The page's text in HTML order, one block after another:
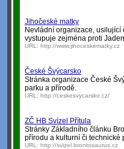
Jihočeské matky
Nevládní organizace, usilující
vystupuje zejména proti
URL: http://www.jihoceskematky.cz
České Švýcarsko
Stránka organizace České
parku a přírodě.
URL: http://ceskesvycarsko.cz/
ZČ HB Svízel Přítula
Stránky Základního článku
přírodu a kulturní či technické
URL: http://svizel.brontosaurus.cz